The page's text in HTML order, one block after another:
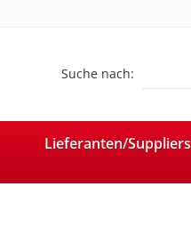
Suche nach:
Lieferanten/Suppliers